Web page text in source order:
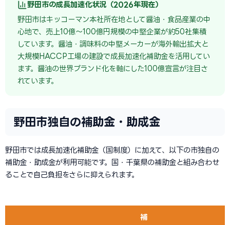
野田市の成長加速化状況（2026年現在）
野田市はキッコーマン本社所在地として醤油・食品産業の中
心地で、売上10億〜100億円規模の中堅企業が約50社集積
しています。醤油・調味料の中堅メーカーが海外輸出拡大と
大規模HACCP工場の建設で成長加速化補助金を活用してい
ます。醤油の世界ブランド化を軸にした100億宣言が注目さ
れています。
野田市独自の補助金・助成金
野田市では成長加速化補助金（国制度）に加えて、以下の市独自の
補助金・助成金が利用可能です。国・千葉県の補助金と組み合わせ
ることで自己負担をさらに抑えられます。
補